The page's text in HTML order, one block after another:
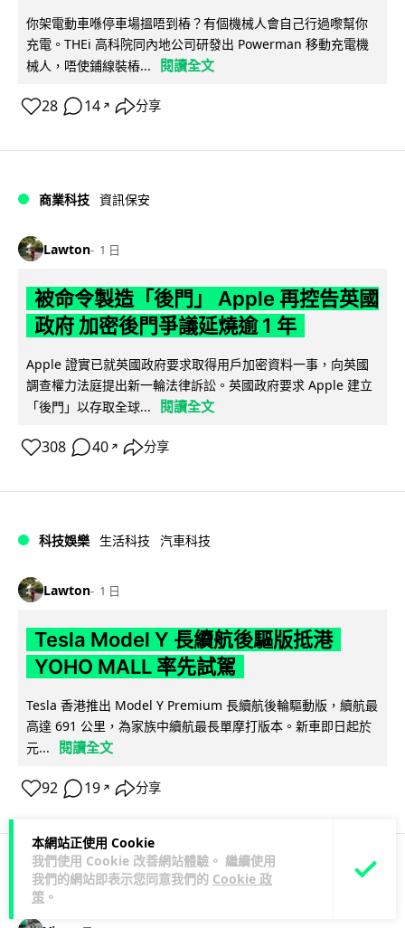
本網站正使用 Cookie
我們使用 Cookie 改善網站體驗。 繼續使用
我們的網站即表示您同意我們的 Cookie 政
策 。
你架電動車喺停車場搵唔到樁？有個機械人會自己行過嚟幫你
充電。THEi 高科院同內地公司研發出 Powerman 移動充電機
械人，唔使鋪線裝樁...
閱讀全文
28 14 ↗ 分享
商業科技 資訊保安
Lawton 1 日
被命令製造「後門」 Apple 再控告英國
政府 加密後門爭議延燒逾 1 年
Apple 證實已就英國政府要求取得用戶加密資料一事，向英國
調查權力法庭提出新一輪法律訴訟。英國政府要求 Apple 建立
「後門」以存取全球...
閱讀全文
308 40 ↗ 分享
科技娛樂 生活科技 汽車科技
Lawton 1 日
Tesla Model Y 長續航後驅版抵港
YOHO MALL 率先試駕
Tesla 香港推出 Model Y Premium 長續航後輪驅動版，續航最
高達 691 公里，為家族中續航最長單摩打版本。新車即日起於
元...
閱讀全文
92 19 ↗ 分享
人工智能